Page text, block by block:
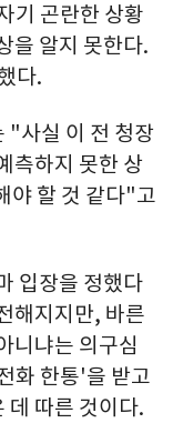
기 곤란한 상황
을 알지 못한다.
다.
"사실 이 전 청장
측하지 못한 상
야 할 것 같다"고
입장을 정했다
해지지만, 바른
니냐는 의구심
화 한통'을 받고
데 따른 것이다.